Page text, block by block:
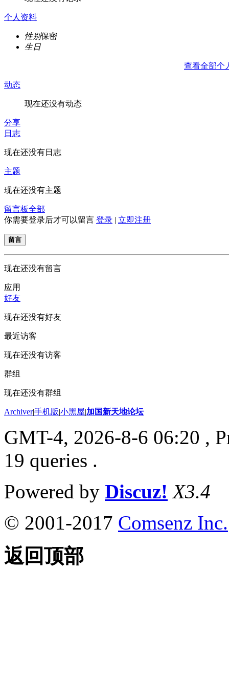
个人资料
性别保密
生日
查看全部个
动态
现在还没有动态
分享
日志
现在还没有日志
主题
现在还没有主题
留言板全部
你需要登录后才可以留言 登录 | 立即注册
留言
现在还没有留言
应用
好友
现在还没有好友
最近访客
现在还没有访客
群组
现在还没有群组
Archiver|手机版|小黑屋|加国新天地论坛
GMT-4, 2026-8-6 06:20 ,
19 queries .
Powered by Discuz! X3.4
© 2001-2017 Comsenz Inc.
返回顶部